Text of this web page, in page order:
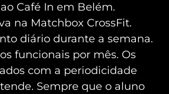
Café In em Belém.
na Matchbox CrossFit.
diário durante a semana.
funcionais por mês. Os
com a periodicidade
Sempre que o aluno